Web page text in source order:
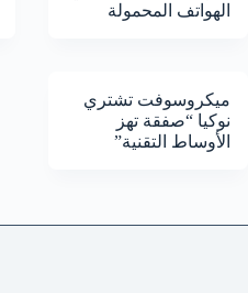
الهواتف المحمولة
ميكروسوفت تشتري
نوكيا “صفقة تهز
الأوساط التقنية”